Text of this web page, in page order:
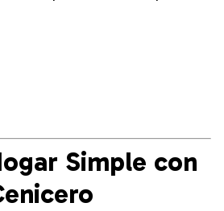
Simple con